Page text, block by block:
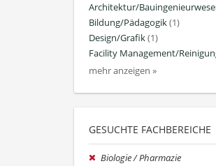
Architektur/
Bildung/Pädagogik(1)
Design/Grafik(1)
Facility Management/
mehr anzeigen »
GESUCHTE FACHBEREICHE
Biologie / Pharmazie